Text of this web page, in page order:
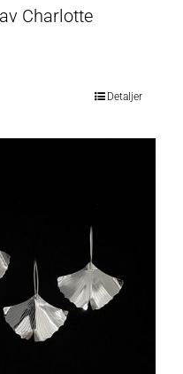
Charlotte
Detaljer